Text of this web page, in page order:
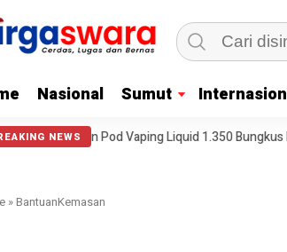
Nasional Sumut
NEWS
Gram dan Pod Vaping Liquid 1.350 Bungkus
»BantuanKemasan